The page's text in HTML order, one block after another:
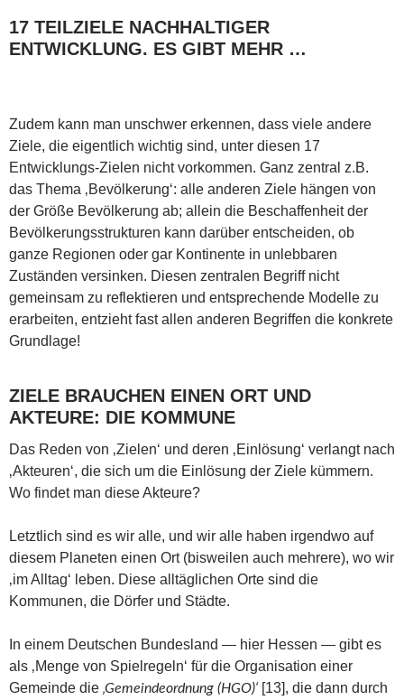
17 TEILZIELE NACHHALTIGER
ENTWICKLUNG. ES GIBT MEHR …
Zudem kann man unschwer erkennen, dass viele andere
Ziele, die eigentlich wichtig sind, unter diesen 17
Entwicklungs-Zielen nicht vorkommen. Ganz zentral z.B.
das Thema ‚Bevölkerung‘: alle anderen Ziele hängen von
der Größe Bevölkerung ab; allein die Beschaffenheit der
Bevölkerungsstrukturen kann darüber entscheiden, ob
ganze Regionen oder gar Kontinente in unlebbaren
Zuständen versinken. Diesen zentralen Begriff nicht
gemeinsam zu reflektieren und entsprechende Modelle zu
erarbeiten, entzieht fast allen anderen Begriffen die konkrete
Grundlage!
ZIELE BRAUCHEN EINEN ORT UND
AKTEURE: DIE KOMMUNE
Das Reden von ‚Zielen‘ und deren ‚Einlösung‘ verlangt nach
‚Akteuren‘, die sich um die Einlösung der Ziele kümmern.
Wo findet man diese Akteure?
Letztlich sind es wir alle, und wir alle haben irgendwo auf
diesem Planeten einen Ort (bisweilen auch mehrere), wo wir
‚im Alltag‘ leben. Diese alltäglichen Orte sind die
Kommunen, die Dörfer und Städte.
In einem Deutschen Bundesland — hier Hessen — gibt es
als ‚Menge von Spielregeln‘ für die Organisation einer
Gemeinde die ‚Gemeindeordnung (HGO)‘ [13], die dann durch